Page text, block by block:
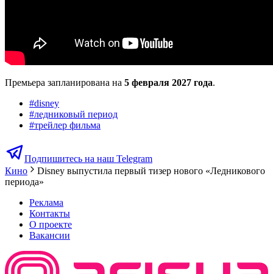
Премьера запланирована на 5 февраля 2027 года.
#disney
#ледниковый период
#трейлер фильма
Подпишитесь на наш Telegram
Кино
Disney выпустила первый тизер нового «Ледникового
периода»
Реклама
Контакты
О проекте
Вакансии